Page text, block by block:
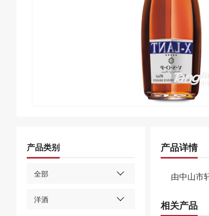
产品类别
全部
洋酒
产品详情
由中山市
相关产品